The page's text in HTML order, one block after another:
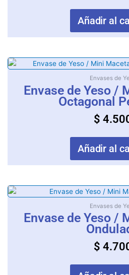
Añadir al
Envases de
Envase de Yeso /
Octagonal
$
Añadir al
Envases de
Envase de Yeso /
$